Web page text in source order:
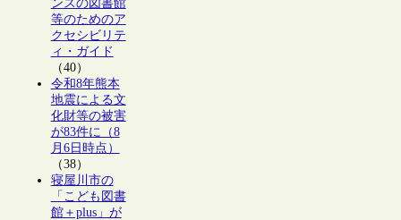
ンスの図書館
等のためのア
クセシビリテ
ィ・ガイド
（40）
令和8年熊本
地震による文
化財等の被害
が83件に（8
月6日時点）
（38）
寝屋川市の
「こども図書
館＋plus」が